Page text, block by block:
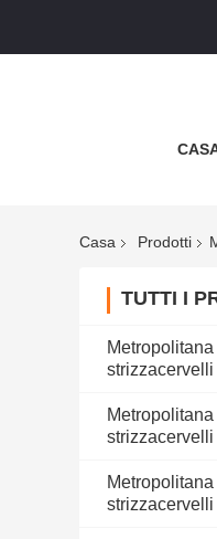
Casa Prodotti
TUTTI I
strizzacervelli
strizzacervelli